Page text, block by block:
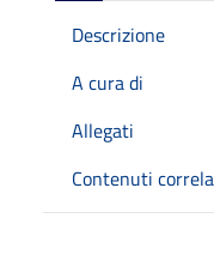
Descrizione
A cura di
Allegati
Contenuti